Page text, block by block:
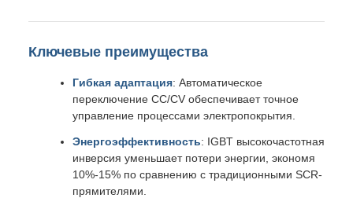
Ключевые преимущества
Гибкая адаптация: Автоматическое
переключение CC/CV обеспечивает точное
управление процессами электропокрытия.
Энергоэффективность: IGBT высокочастотная
инверсия уменьшает потери энергии, экономя
10%-15% по сравнению с традиционными SCR-
прямителями.